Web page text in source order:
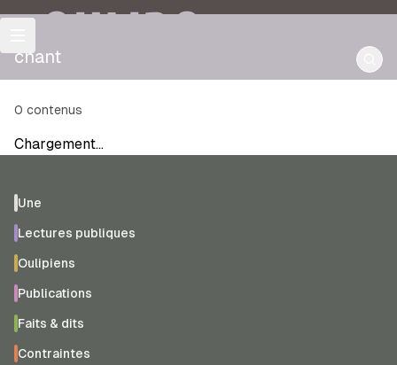
OULIPO
chant
0 contenus
Chargement…
Une
Lectures publiques
Oulipiens
Publications
Faits & dits
Contraintes